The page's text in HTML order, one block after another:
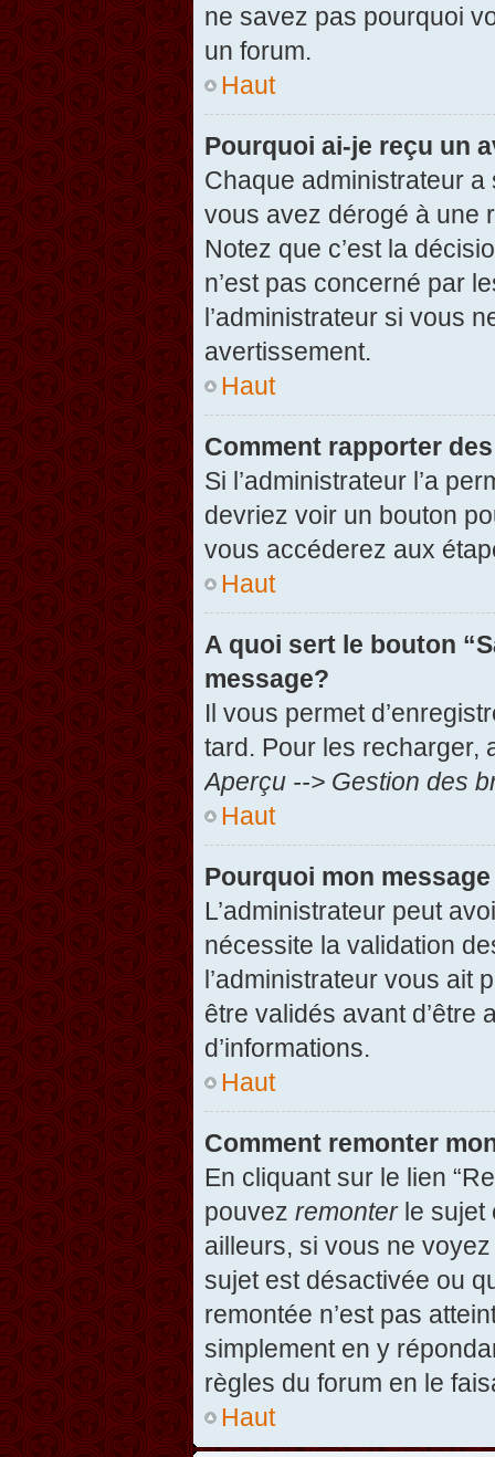
ne savez pas pourquoi
un forum.
Haut
Pourquoi ai-je reçu un
Chaque administrateur
vous avez dérogé à une
Notez que c’est la
n’est pas concerné par
l’administrateur si vous
avertissement.
Haut
Comment rapporter
Si l’administrateur l’a
devriez voir un bouton
vous accéderez aux
Haut
A quoi sert le bouton
message?
Il vous permet
tard. Pour les recharger,
Aperçu --> Gestion des
Haut
Pourquoi mon
L’administrateur peut
nécessite la validation
l’administrateur vous ait
être validés avant d’être
d’informations.
Haut
Comment remonter
En cliquant sur le lien
pouvez remonterle sujet
ailleurs, si vous ne
sujet est désactivée ou
remontée n’est pas
simplement en y
règles du forum en le
Haut